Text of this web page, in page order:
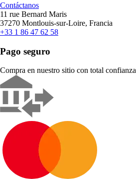
Contáctanos
11 rue Bernard Maris
37270 Montlouis-sur-Loire, Francia
+33 1 86 47 62 58
Pago seguro
Compra en nuestro sitio con total confianza